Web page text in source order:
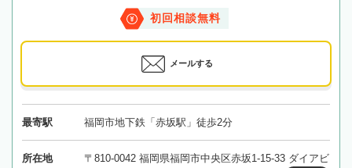
初回相談無料
メールする
最寄駅 福岡市地下鉄「赤坂駅」徒歩2分
所在地
〒810-0042 福岡県福岡市中央区赤坂1-15-33 ダイアビ